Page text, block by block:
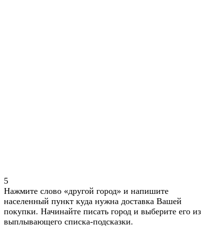
5
Нажмите слово «другой город» и напишите
населенный пункт куда нужна доставка Вашей
покупки. Начинайте писать город и выберите его из
выплывающего списка-подсказки.